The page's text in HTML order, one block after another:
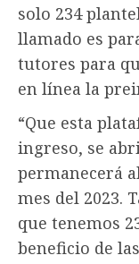
solo 234
llamado es
tutores para
en línea la
“Que esta
ingreso, se
permanecerá
mes del 2023.
que tenemos
beneficio de